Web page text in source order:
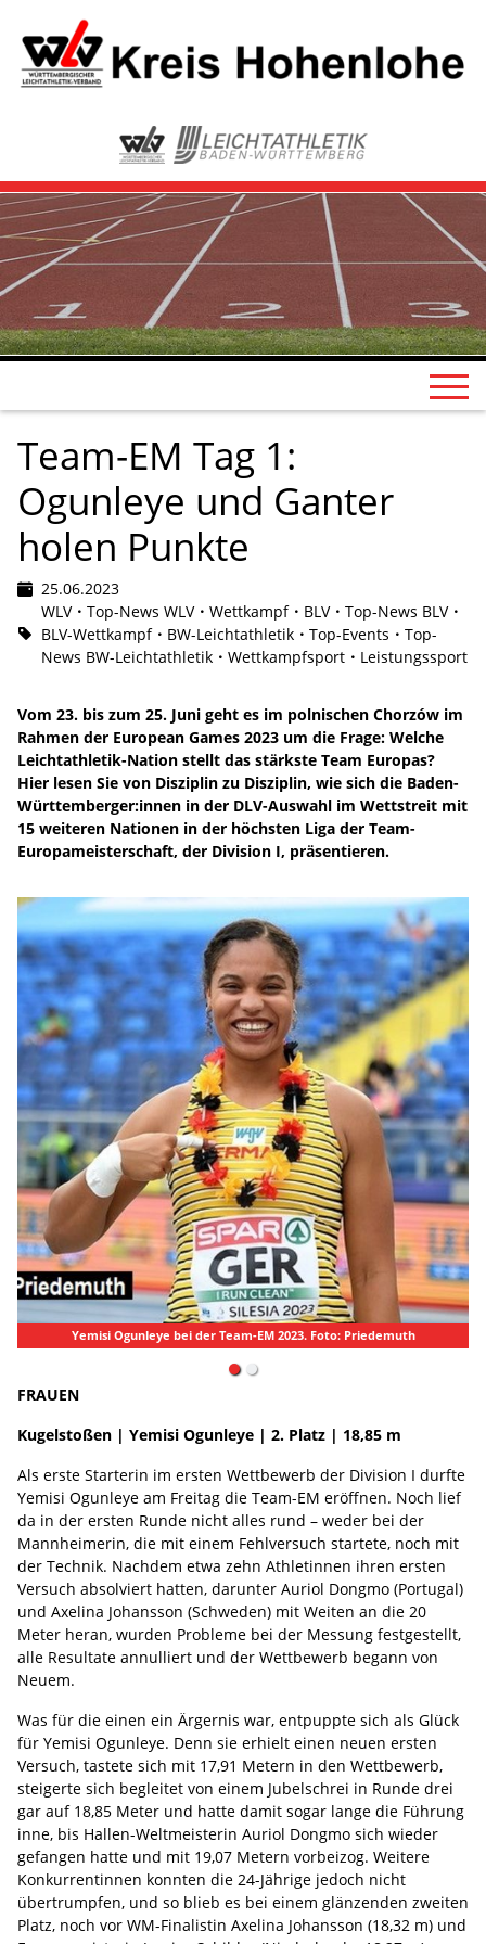
Team-EM Tag 1:
Ogunleye und Ganter
holen Punkte
25.06.2023
WLV
Top-News WLV Wettkampf BLV
Top-News BLV
BLV-Wettkampf
BW-Leichtathletik Top-Events
Top-
News BW-Leichtathletik
Wettkampfsport Leistungssport
Vom 23. bis zum 25. Juni geht es im polnischen Chorzów im
Rahmen der European Games 2023 um die Frage: Welche
Leichtathletik-Nation stellt das stärkste Team Europas?
Hier lesen Sie von Disziplin zu Disziplin, wie sich die Baden-
Württemberger:innen in der DLV-Auswahl im Wettstreit mit
15 weiteren Nationen in der höchsten Liga der Team-
Europameisterschaft, der Division I, präsentieren.
Ogunleye bei der Team-EM 2023. Foto: Priedemuth
FRAUEN
Kugelstoßen | Yemisi Ogunleye | 2. Platz | 18,85 m
Als erste Starterin im ersten Wettbewerb der Division I durfte
Yemisi Ogunleye am Freitag die Team-EM eröffnen. Noch lief
da in der ersten Runde nicht alles rund – weder bei der
Mannheimerin, die mit einem Fehlversuch startete, noch mit
der Technik. Nachdem etwa zehn Athletinnen ihren ersten
Versuch absolviert hatten, darunter Auriol Dongmo (Portugal)
und Axelina Johansson (Schweden) mit Weiten an die 20
Meter heran, wurden Probleme bei der Messung festgestellt,
alle Resultate annulliert und der Wettbewerb begann von
Neuem.
Was für die einen ein Ärgernis war, entpuppte sich als Glück
für Yemisi Ogunleye. Denn sie erhielt einen neuen ersten
Versuch, tastete sich mit 17,91 Metern in den Wettbewerb,
steigerte sich begleitet von einem Jubelschrei in Runde drei
gar auf 18,85 Meter und hatte damit sogar lange die Führung
inne, bis Hallen-Weltmeisterin Auriol Dongmo sich wieder
gefangen hatte und mit 19,07 Metern vorbeizog. Weitere
Konkurrentinnen konnten die 24-Jährige jedoch nicht
übertrumpfen, und so blieb es bei einem glänzenden zweiten
Platz, noch vor WM-Finalistin Axelina Johansson (18,32 m) und